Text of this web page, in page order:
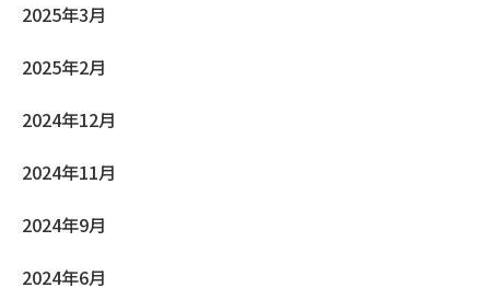
2025年3月
2025年2月
2024年12月
2024年11月
2024年9月
2024年6月